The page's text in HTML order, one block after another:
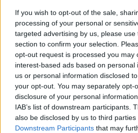
If you wish to opt-out of the sale,
processing of your personal or
targeted advertising by us, please
section to confirm your selection.
opt-out request is processed you may
interest-based ads based on personal
us or personal information disclosed
your opt-out. You may separately opt-
disclosure of your personal
IAB’s list of downstream participants.
also be disclosed by us to third parties
Downstream Participants that may
Vlastnosti kotla
+ trieda energetickej
+ normovaný stupeň využitia:
+ veľký rozsah modulácie
+ kombinovateľný so
alebo s tepelným čerpadlom
+ mimoriadne energeticky
+ čistá a komfortná